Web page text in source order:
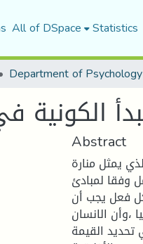
All of DSpace Statistics
Department of Psychology
الكونية
Abstract
يمثل منارة
وفقا لمبادئ
كل فعل يجب أن
،وأن الانسان
القيمة